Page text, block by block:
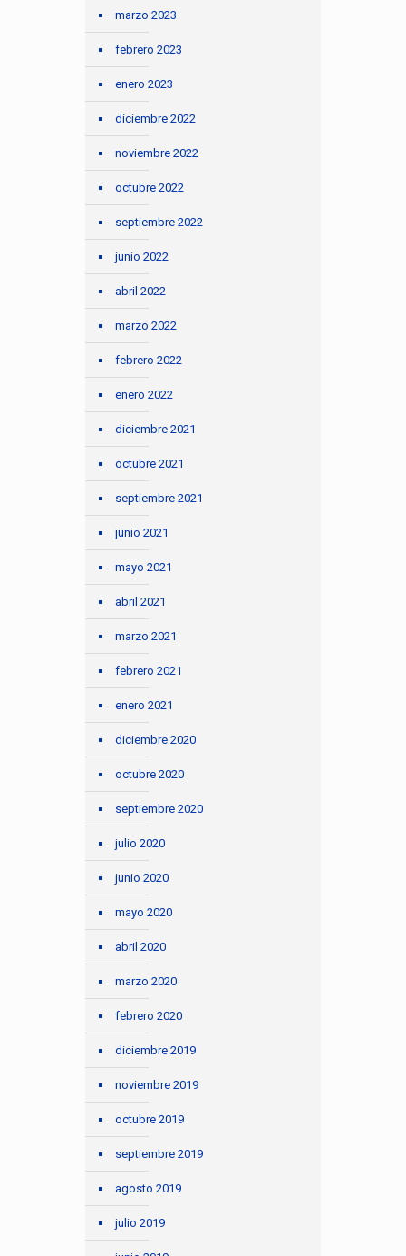
marzo 2023
febrero 2023
enero 2023
diciembre 2022
noviembre 2022
octubre 2022
septiembre 2022
junio 2022
abril 2022
marzo 2022
febrero 2022
enero 2022
diciembre 2021
octubre 2021
septiembre 2021
junio 2021
mayo 2021
abril 2021
marzo 2021
febrero 2021
enero 2021
diciembre 2020
octubre 2020
septiembre 2020
julio 2020
junio 2020
mayo 2020
abril 2020
marzo 2020
febrero 2020
diciembre 2019
noviembre 2019
octubre 2019
septiembre 2019
agosto 2019
julio 2019